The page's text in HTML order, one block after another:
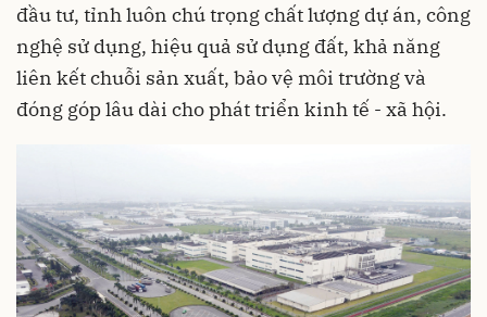
đầu tư, tỉnh luôn chú trọng chất lượng dự án, công
nghệ sử dụng, hiệu quả sử dụng đất, khả năng
liên kết chuỗi sản xuất, bảo vệ môi trường và
đóng góp lâu dài cho phát triển kinh tế - xã hội.